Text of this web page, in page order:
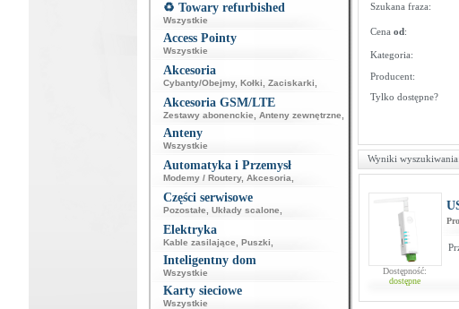
♻️ Towary refurbished
Wszystkie
Access Pointy
Wszystkie
Akcesoria
Cybanty/Obejmy, Kołki Zaciskarki
Akcesoria GSM/LTE
Zestawy abonenckie Anteny zewnętrzne
Anteny
Wszystkie
Automatyka i Przemysł
Modemy / Routery, Akcesoria
Części serwisowe
Pozostałe Układy scalone
Elektryka
Kable zasilające Puszki
Inteligentny dom
Wszystkie
Karty sieciowe
Wszystkie
Szukana fraza:
Cena od:
Kategoria:
Producent:
Tylko dostępne?
Wyniki wyszukiwania:
Dostępność:
dostępne